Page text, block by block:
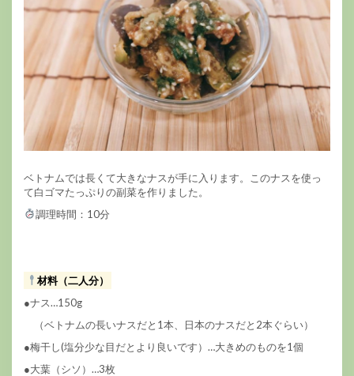
ベトナムでは長くて大きなナスが手に入ります。このナスを使っ
て白ゴマたっぷりの副菜を作りました。
調理時間：10分
材料（二人分）
●ナス…150g
（ベトナムの長いナスだと1本、日本のナスだと2本ぐらい）
●梅干し(塩分少な目だとより良いです）…大きめのものを1個
●大葉（シソ）…3枚